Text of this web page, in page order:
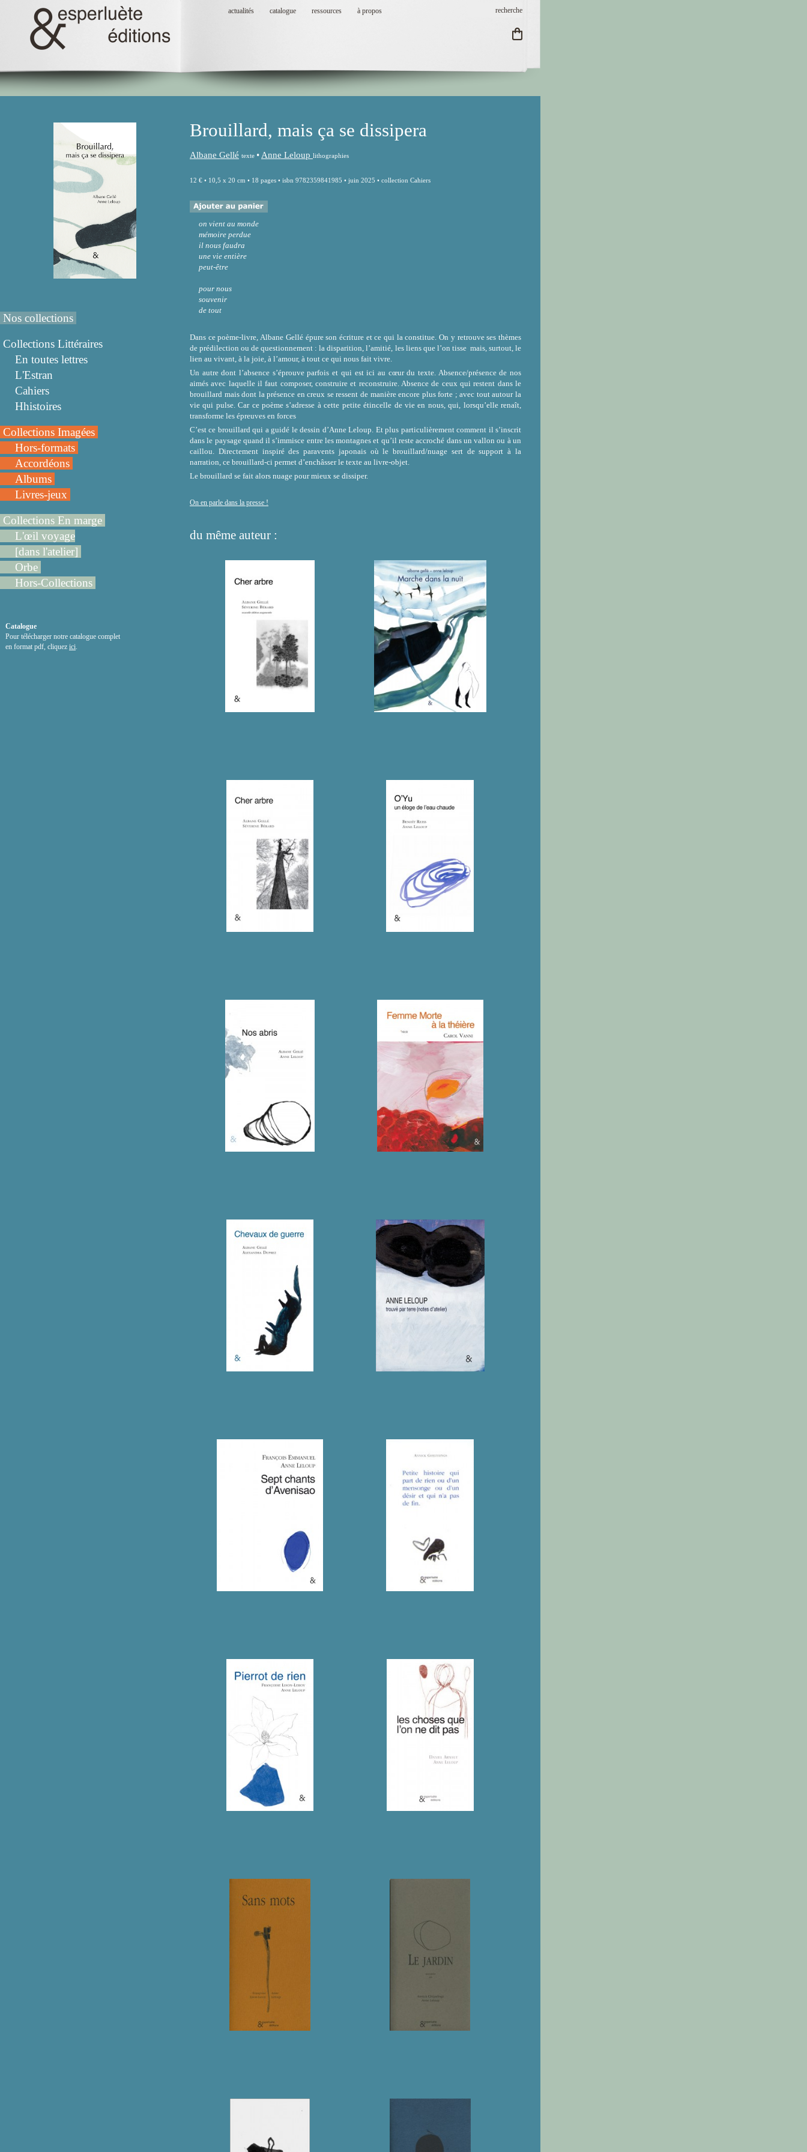
actualités catalogue ressources à propos
Nos collections
Collections Littéraires
En toutes lettres
L'Estran
Cahiers
Hhistoires
Collections Imagées
Hors-formats
Accordéons
Albums
Livres-jeux
Collections En marge
L'œil voyage
[dans l'atelier]
Orbe
Hors-Collections
Catalogue
Pour télécharger notre catalogue complet
en format pdf, cliquez ici
Brouillard, mais ça se dissipera
Albane Gellé texte • Anne Leloup lithographies
12 € • 10,5 x 20 cm • 18 pages • isbn 9782359841985 • juin 2025 • collection Cahiers
on vient au monde
mémoire perdue
il nous faudra
une vie entière
peut-être
pour nous
souvenir
de tout
Dans ce poème-livre, Albane Gellé épure son écriture et ce qui la constitue. On y retrouve ses thèmes
de prédilection ou de questionnement : la disparition, l’amitié, les liens que l’on tisse mais, surtout, le
lien au vivant, à la joie, à l’amour, à tout ce qui nous fait vivre.
Un autre dont l’absence s’éprouve parfois et qui est ici au cœur du texte. Absence/présence de nos
aimés avec laquelle il faut composer, construire et reconstruire. Absence de ceux qui restent dans le
brouillard mais dont la présence en creux se ressent de manière encore plus forte ; avec tout autour la
vie qui pulse. Car ce poème s’adresse à cette petite étincelle de vie en nous, qui, lorsqu’elle renaît,
transforme les épreuves en forces
C’est ce brouillard qui a guidé le dessin d’Anne Leloup. Et plus particulièrement comment il s’inscrit
dans le paysage quand il s’immisce entre les montagnes et qu’il reste accroché dans un vallon ou à un
caillou. Directement inspiré des paravents japonais où le brouillard/nuage sert de support à la
narration, ce brouillard-ci permet d’enchâsser le texte au livre-objet.
Le brouillard se fait alors nuage pour mieux se dissiper.
On en parle dans la presse !
du même auteur :